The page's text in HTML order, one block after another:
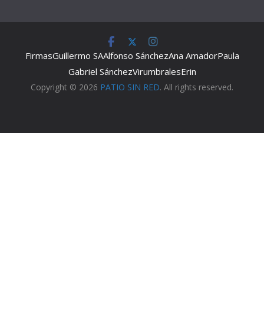
FirmasGuillermo SAAlfonso SánchezAna AmadorPaula
Gabriel SánchezVirumbralesErin
Copyright © 2026 PATIO SIN RED. All rights reserved.